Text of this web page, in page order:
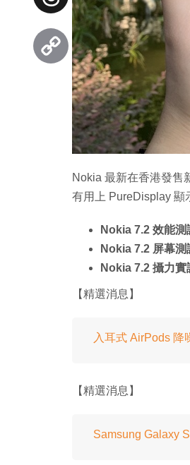
Nokia 最新在香港發售
有用上 PureDisplay 顯
Nokia 7.2 效能測
Nokia 7.2 屏幕測
Nokia 7.2 攝力實
【精選消息】
入耳式 AirPods 降
【精選消息】
Samsung Galaxy
Threads
Copy
Link